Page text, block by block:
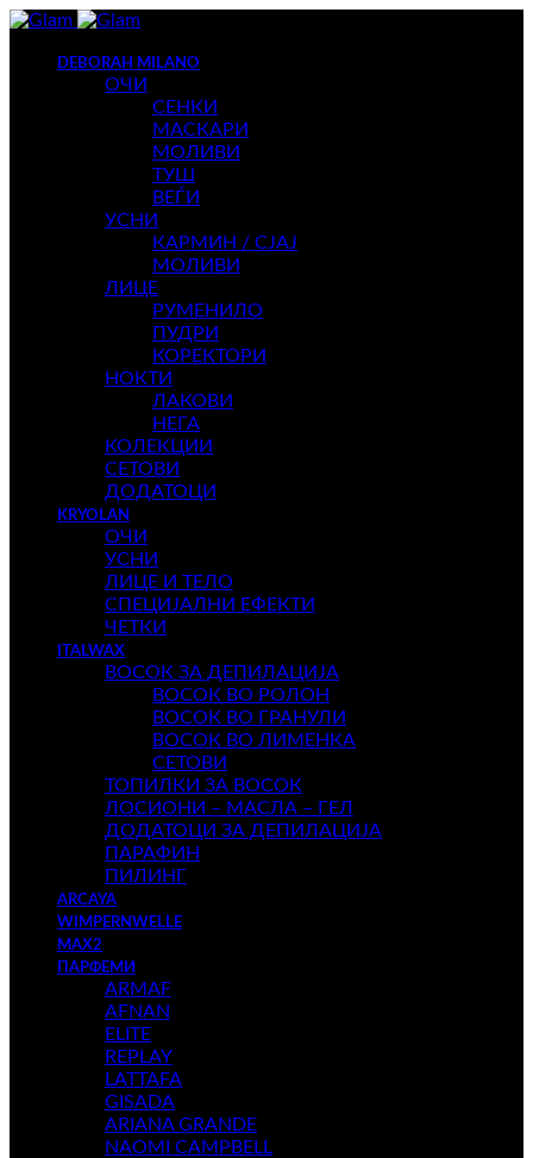
DEBORAH MILANO
ОЧИ
СЕНКИ
МАСКАРИ
МОЛИВИ
ТУШ
ВЕЃИ
УСНИ
КАРМИН / СЈАЈ
МОЛИВИ
ЛИЦЕ
РУМЕНИЛО
ПУДРИ
КОРЕКТОРИ
НОКТИ
ЛАКОВИ
НЕГА
КОЛЕКЦИИ
СЕТОВИ
ДОДАТОЦИ
KRYOLAN
ОЧИ
УСНИ
ЛИЦЕ И ТЕЛО
СПЕЦИЈАЛНИ ЕФЕКТИ
ЧЕТКИ
ITALWAX
ВОСОК ЗА ДЕПИЛАЦИЈА
ВОСОК ВО РОЛОН
ВОСОК ВО ГРАНУЛИ
ВОСОК ВО ЛИМЕНКА
СЕТОВИ
ТОПИЛКИ ЗА ВОСОК
ЛОСИОНИ – МАСЛА – ГЕЛ
ДОДАТОЦИ ЗА ДЕПИЛАЦИЈА
ПАРАФИН
ПИЛИНГ
ARCAYA
WIMPERNWELLE
MAX2
ПАРФЕМИ
ARMAF
AFNAN
ELITE
REPLAY
LATTAFA
GISADA
ARIANA GRANDE
NAOMI CAMPBELL